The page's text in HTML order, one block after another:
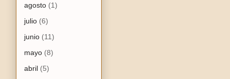
agosto (1)
julio (6)
junio (11)
mayo (8)
abril (5)